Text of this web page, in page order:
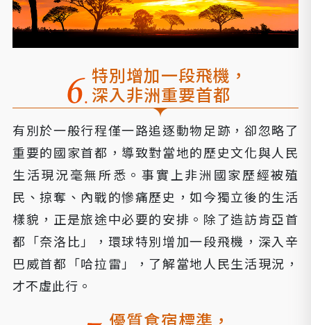
特別增加一段飛機，
深入非洲重要首都
有別於一般行程僅一路追逐動物足跡，卻忽略了
重要的國家首都，導致對當地的歷史文化與人民
生活現況毫無所悉。事實上非洲國家歷經被殖
民、掠奪、內戰的慘痛歷史，如今獨立後的生活
樣貌，正是旅途中必要的安排。除了造訪肯亞首
都「奈洛比」，環球特別增加一段飛機，深入辛
巴威首都「哈拉雷」，了解當地人民生活現況，
才不虛此行。
優質食宿標準，